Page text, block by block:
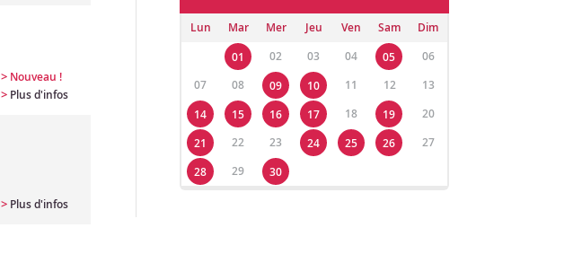
> Nouveau !
> Plus d'infos
> Plus d'infos
Lun Mar Mer Jeu Ven Sam
Dim
01
02 03 04 05
06
07
08 09 10 11 12
13
14
15 16 17 18 19
20
21
22 23 24 25 26
27
28
29 30